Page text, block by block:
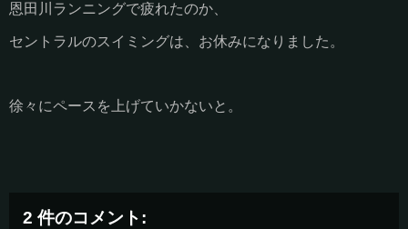
恩田川ランニングで疲れたのか、
セントラルのスイミングは、お休みになりました。
徐々にペースを上げていかないと。
2 件のコメント: